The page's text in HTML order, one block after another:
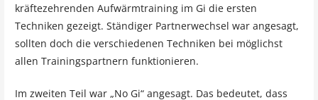
kräftezehrenden Aufwärmtraining im Gi die ersten
Techniken gezeigt. Ständiger Partnerwechsel war angesagt,
sollten doch die verschiedenen Techniken bei möglichst
allen Trainingspartnern funktionieren.
Im zweiten Teil war „No Gi“ angesagt. Das bedeutet, dass